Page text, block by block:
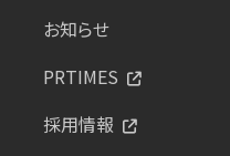
お知らせ
PRTIMES
採用情報